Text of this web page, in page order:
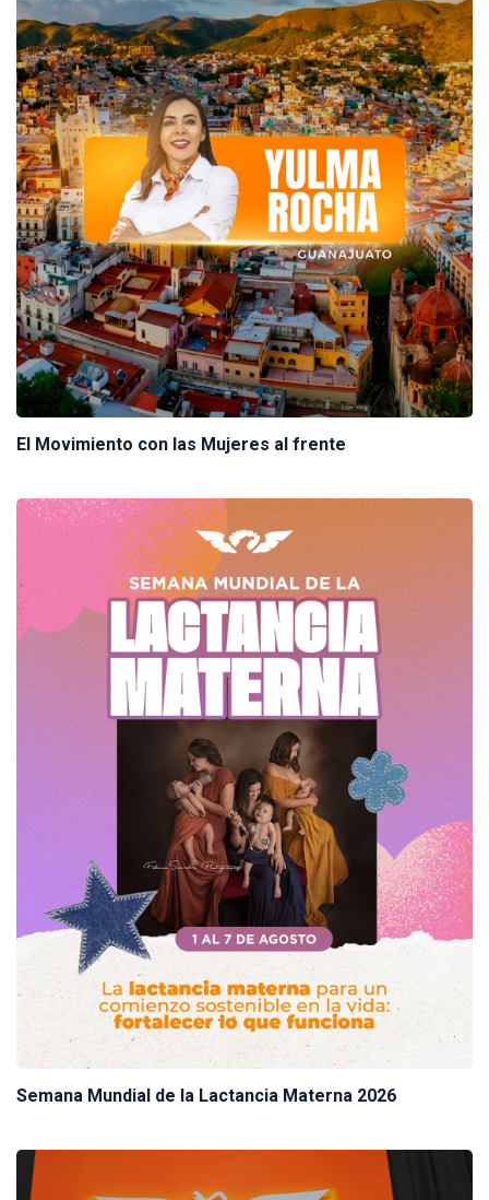
El Movimiento con las Mujeres al frente
Semana Mundial de la Lactancia Materna 2026